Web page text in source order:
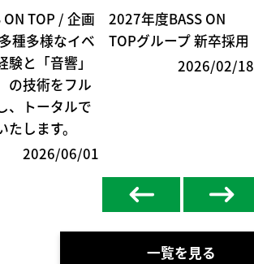
ON TOP / 企画
種多様なイベ
験と「音響」
の技術をフル
、トータルで
たします。
2026/06/01
2027年度BASS ON
TOPグループ 新卒採用
2026/02/18
一覧を見る